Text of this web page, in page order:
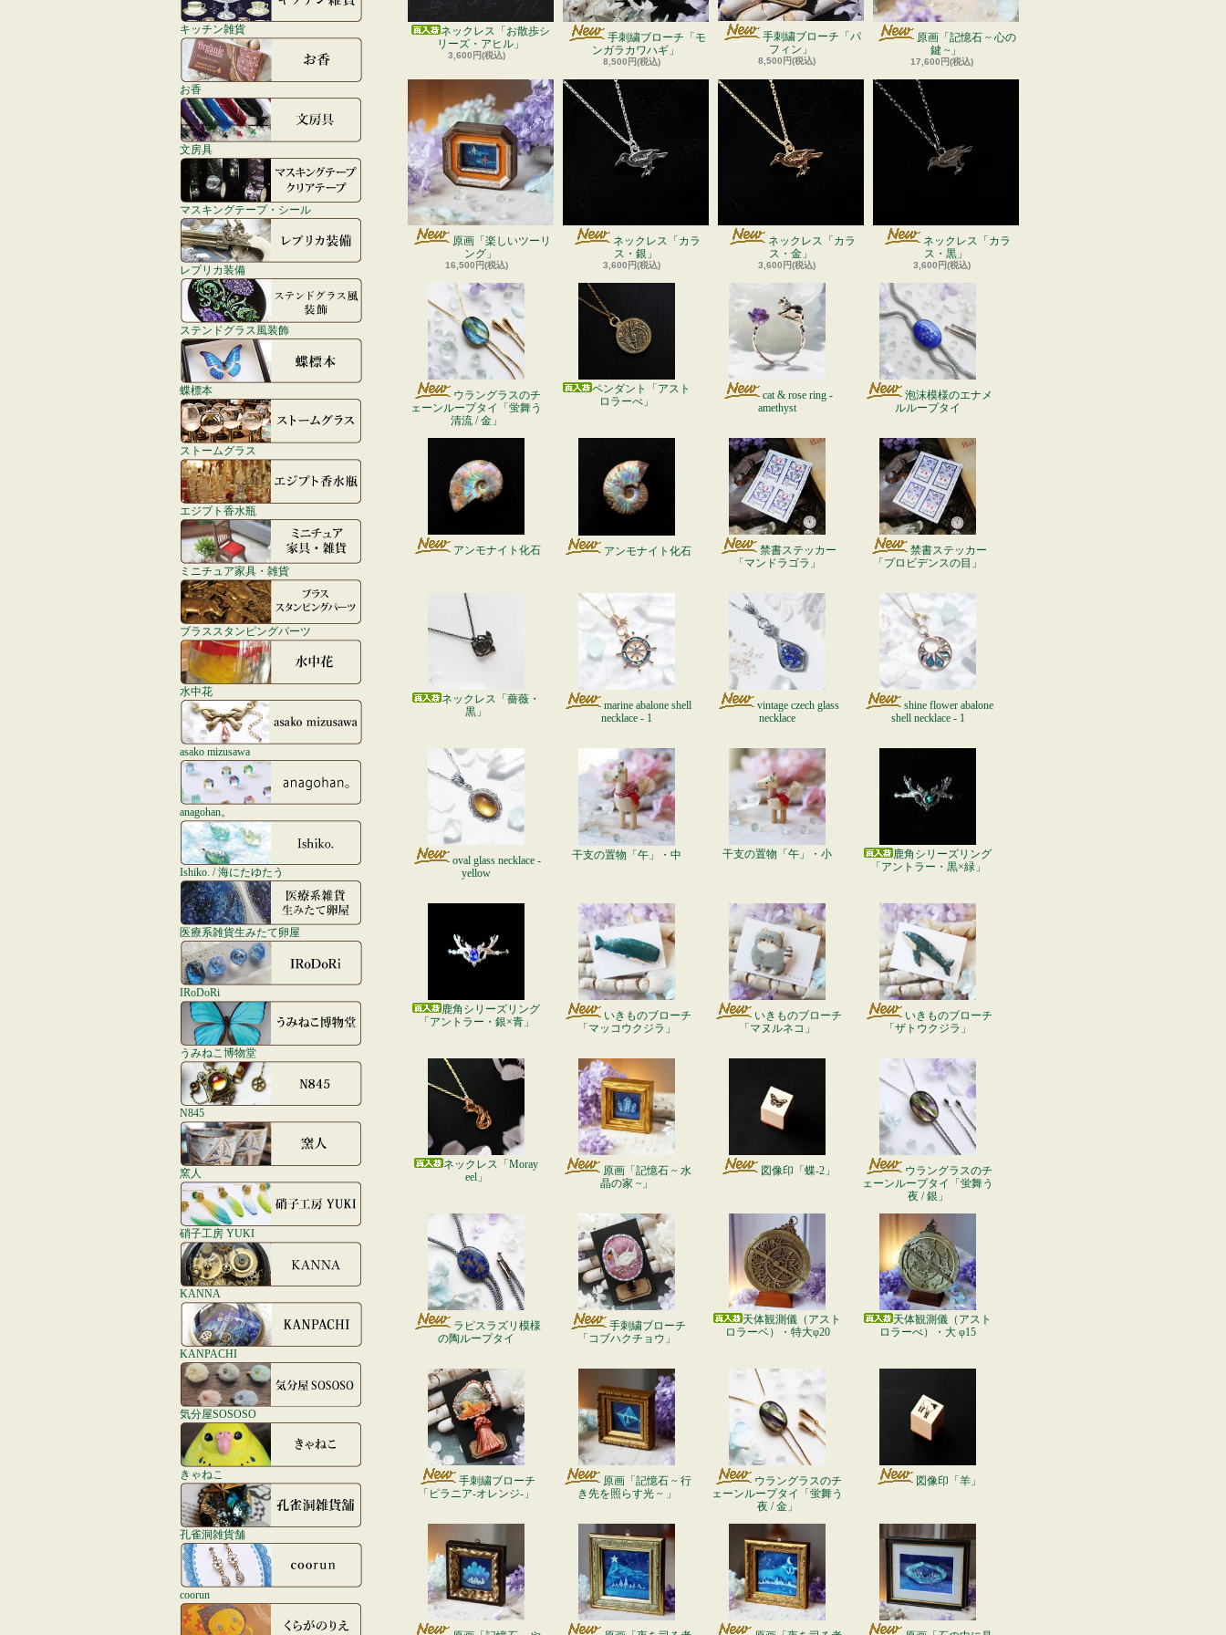
キッチン雑貨
お香
文房具
マスキングテープ・シール
レプリカ装備
ステンドグラス風装飾
蝶標本
ストームグラス
エジプト香水瓶
ミニチュア家具・雑貨
ブラススタンピングパーツ
水中花
asako mizusawa
anagohan。
Ishiko. / 海にたゆたう
医療系雑貨生みたて卵屋
IRoDoRi
うみねこ博物堂
N845
窯人
硝子工房 YUKI
KANNA
KANPACHI
気分屋SOSOSO
きゃねこ
孔雀洞雑貨舗
coorun
ネックレス「お散歩シ
リーズ・アヒル」
3,600円(税込)
手刺繍ブローチ「モ
ンガラカワハギ」
8,500円(税込)
手刺繍ブローチ「パ
フィン」
8,500円(税込)
原画「記憶石 ~ 心の
鍵 ~」
17,600円(税込)
原画「楽しいツーリ
ング」
16,500円(税込)
ネックレス「カラ
ス・銀」
3,600円(税込)
ネックレス「カラ
ス・金」
3,600円(税込)
ネックレス「カラ
ス・黒」
3,600円(税込)
ウラングラスのチ
ェーンループタイ「蛍舞う
清流 / 金」
ペンダント「アスト
ロラーべ」
cat & rose ring -
amethyst
泡沫模様のエナメ
ルループタイ
アンモナイト化石 アンモナイト化石
禁書ステッカー
「マンドラゴラ」
禁書ステッカー
「プロビデンスの目」
ネックレス「薔薇・
黒」
marine abalone shell
necklace - 1
vintage czech glass
necklace
shine flower abalone
shell necklace - 1
oval glass necklace -
yellow
干支の置物「午」・中 干支の置物「午」・小
鹿角シリーズリング
「アントラー・黒×緑」
鹿角シリーズリング
「アントラー・銀×青」
いきものブローチ
「マッコウクジラ」
いきものブローチ
「マヌルネコ」
いきものブローチ
「ザトウクジラ」
ネックレス「Moray
eel」
原画「記憶石 ~ 水
晶の家 ~」
図像印「蝶-2」
ウラングラスのチ
ェーンループタイ「蛍舞う
夜 / 銀」
ラピスラズリ模様
の陶ループタイ
手刺繍ブローチ
「コブハクチョウ」
天体観測儀（アスト
ロラーベ）・特大φ20
天体観測儀（アスト
ロラーべ）・大 φ15
手刺繍ブローチ
「ピラニア-オレンジ-」
原画「記憶石 ~ 行
き先を照らす光 ~ 」
ウラングラスのチ
ェーンループタイ「蛍舞う
夜 / 金」
図像印「羊」